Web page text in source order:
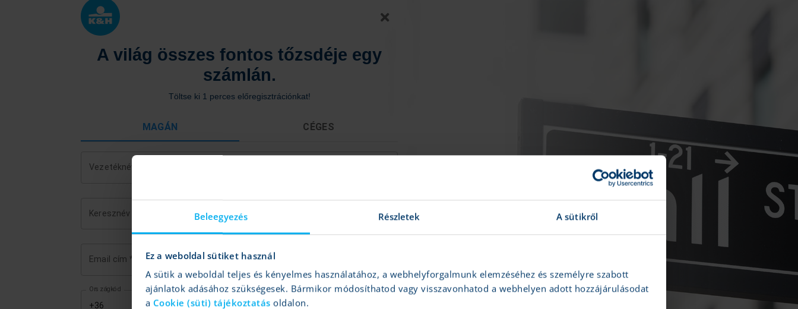
Beleegyezés Részletek A sütikről
Ez a weboldal sütiket használ
A sütik a weboldal teljes és kényelmes használatához, a webhelyforgalmunk elemzéséhez és személyre szabott
ajánlatok adásához szükségesek. Bármikor módosíthatod vagy visszavonhatod a webhelyen adott hozzájárulásodat
a Cookie (süti) tájékoztatás oldalon.
A világ összes fontos tőzsdéje egy
számlán.
Töltse ki 1 perces előregisztrációnkat!
MAGÁN CÉGES
Vezetéknév
Keresznév
Email cím *
Országkód
Mobiltelefon szám*